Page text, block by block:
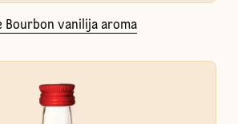
Bourbon vanilija aroma